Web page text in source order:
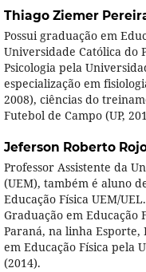
Thiago Ziemer
Possui graduação em
Universidade Católica do
Psicologia pela
especialização em
2008), ciências do
Futebol de Campo (UP,
Jeferson Roberto
Professor Assistente da
(UEM), também é aluno
Educação Física UEM/
Graduação em Educação
Paraná, na linha Esporte,
em Educação Física pela
(2014).